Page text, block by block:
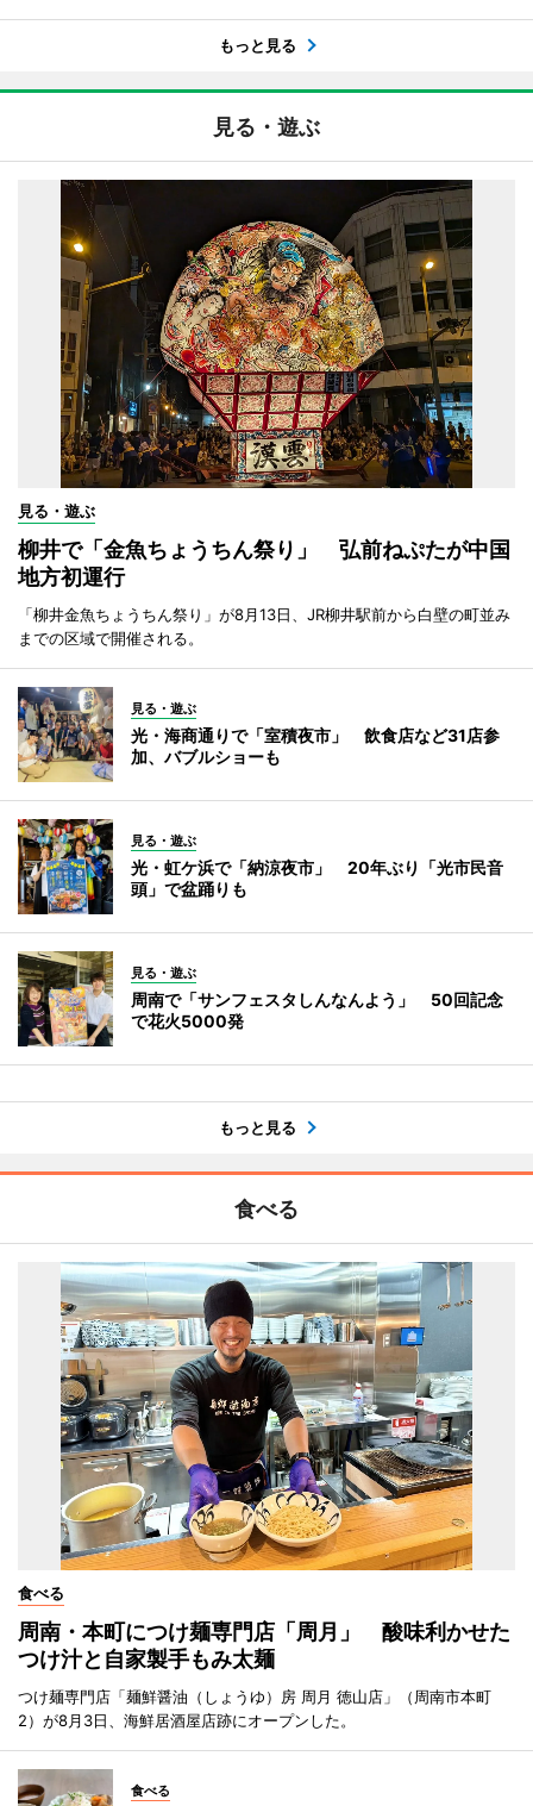
もっと見る
見る・遊ぶ
見る・遊ぶ
柳井で「金魚ちょうちん祭り」 弘前ねぷたが中国
地方初運行
「柳井金魚ちょうちん祭り」が8月13日、JR柳井駅前から白壁の町並み
までの区域で開催される。
見る・遊ぶ
光・海商通りで「室積夜市」 飲食店など31店参
加、バブルショーも
見る・遊ぶ
光・虹ケ浜で「納涼夜市」 20年ぶり「光市民音
頭」で盆踊りも
見る・遊ぶ
周南で「サンフェスタしんなんよう」 50回記念
で花火5000発
もっと見る
食べる
食べる
周南・本町につけ麺専門店「周月」 酸味利かせた
つけ汁と自家製手もみ太麺
つけ麺専門店「麺鮮醤油（しょうゆ）房 周月 徳山店」（周南市本町
2）が8月3日、海鮮居酒屋店跡にオープンした。
食べる